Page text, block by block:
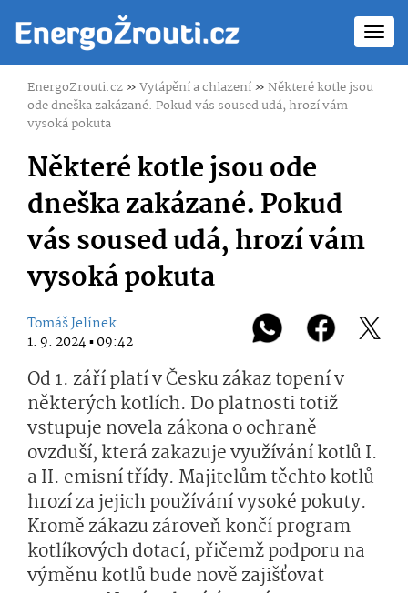
EnergoZrouti.cz»Vytápění a chlazení»Některé kotle jsou
ode dneška zakázané. Pokud vás soused udá, hrozí vám
vysoká pokuta
Některé kotle jsou ode
dneška zakázané. Pokud
vás soused udá, hrozí vám
vysoká pokuta
Tomáš Jelínek
1. 9. 2024 ▪ 09:42
Od 1. září platí v Česku zákaz topení v
některých kotlích. Do platnosti totiž
vstupuje novela zákona o ochraně
ovzduší, která zakazuje využívání kotlů I.
a II. emisní třídy. Majitelům těchto kotlů
hrozí za jejich používání vysoké pokuty.
Kromě zákazu zároveň končí program
kotlíkových dotací, přičemž podporu na
výměnu kotlů bude nově zajišťovat